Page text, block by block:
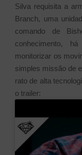
Silva requisita a
Branch, uma
comando de
conhecimento,
monitorizar os
simples missão de
rato de alta
o trailer: